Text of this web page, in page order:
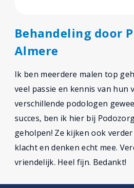
Behandeling door
Almere
Ik ben meerdere malen top
veel passie en kennis van hun
verschillende podologen
succes, ben ik hier bij
geholpen! Ze kijken ook
klacht en denken echt mee.
vriendelijk. Heel fijn. Bedankt!